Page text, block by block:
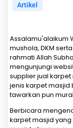
Artikel
Assalamu'alaikum
mushola, DKM
rahmati Allah
mengunjungi
supplier jual
jenis karpet masjid
tawarkan pun
Berbicara
karpet masjid